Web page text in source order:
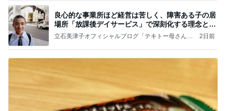
良心的な事業所ほど経営は苦しく、障害ある子の居
場所「放課後デイサービス」で深刻化する理念と現
実の
立石美津子オフィシャルブログ「テキトー母さんの
2日前